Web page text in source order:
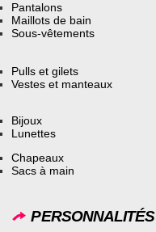
Pantalons
Maillots de bain
Sous-vêtements
Pulls et gilets
Vestes et manteaux
Bijoux
Lunettes
Chapeaux
Sacs à main
PERSONNALITÉS